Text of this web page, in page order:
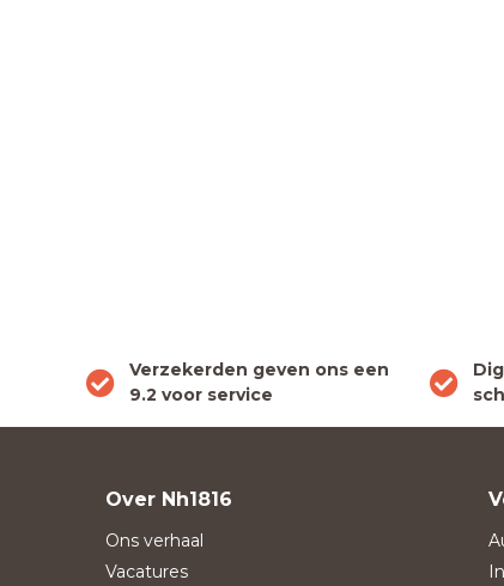
Verzekerden geven ons een
9.2 voor service
Over Nh1816
Ons verhaal
Vacatures